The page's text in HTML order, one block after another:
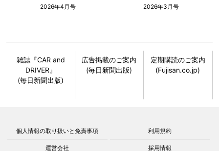
2026年4月号 2026年3月号
雑誌『CAR and
DRIVER』
(毎日新聞出版)
広告掲載のご案内
(毎日新聞出版)
定期購読のご案内
(Fujisan.co.jp)
個人情報の取り扱いと免責事項 利用規約
運営会社 採用情報